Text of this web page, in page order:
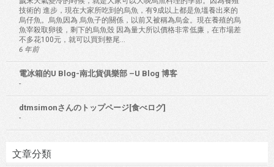
技術的 進步，現在大家所吃到的烏魚，有9成以上都是魚塭養出來的
烏仔魚。烏魚因為 烏魚子的關係，以前又被稱為烏金。現在養殖的烏
魚宰殺取卵後，剩下的烏魚殼 因為量大所以價格非常低廉，在市場差
不多花100元，就可以買到整尾...
6 年前
電冰箱的U Blog-南北貨俱樂部 –U Blog 博客
-
dtmsimonさんのトップページ[食べログ]
-
文章分類